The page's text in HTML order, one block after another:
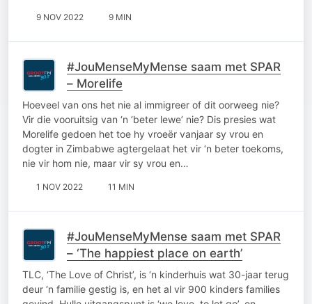
9 NOV 2022 9 MIN
#JouMenseMyMense saam met SPAR
– Morelife
Hoeveel van ons het nie al immigreer of dit oorweeg nie?
Vir die vooruitsig van ‘n ‘beter lewe’ nie? Dis presies wat
Morelife gedoen het toe hy vroeër vanjaar sy vrou en
dogter in Zimbabwe agtergelaat het vir ‘n beter toekoms,
nie vir hom nie, maar vir sy vrou en…
1 NOV 2022 11 MIN
#JouMenseMyMense saam met SPAR
– ‘The happiest place on earth’
TLC, ‘The Love of Christ’, is ‘n kinderhuis wat 30-jaar terug
deur ‘n familie gestig is, en het al vir 900 kinders families